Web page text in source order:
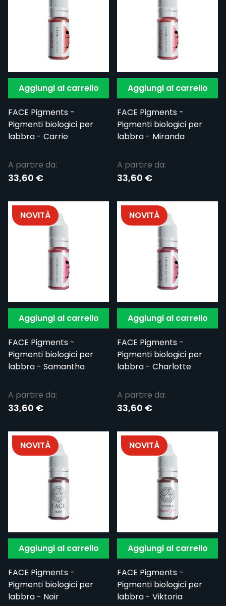
Aggiungi al carrello
FACE Pigments -
Pigmenti biologici per
labbra - Carrie
A partire da:
33,60 €
Aggiungi al carrello
FACE Pigments -
Pigmenti biologici per
labbra - Miranda
A partire da:
33,60 €
Aggiungi al carrello
FACE Pigments -
Pigmenti biologici per
labbra - Samantha
NOVITÀ
A partire da:
33,60 €
Aggiungi al carrello
FACE Pigments -
Pigmenti biologici per
labbra - Charlotte
NOVITÀ
A partire da:
33,60 €
Aggiungi al carrello
FACE Pigments -
Pigmenti biologici per
labbra - Noir
NOVITÀ
Aggiungi al carrello
FACE Pigments -
Pigmenti biologici per
labbra - Viktoria
NOVITÀ